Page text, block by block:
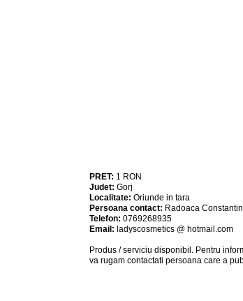
PRET: 1 RON
Judet: Gorj
Localitate: Oriunde in tara
Persoana contact: Radoaca Constantin
Telefon: 0769268935
Email: ladyscosmetics @ hotmail.com
Produs / serviciu disponibil . Pentru
va rugam contactati persoana care a